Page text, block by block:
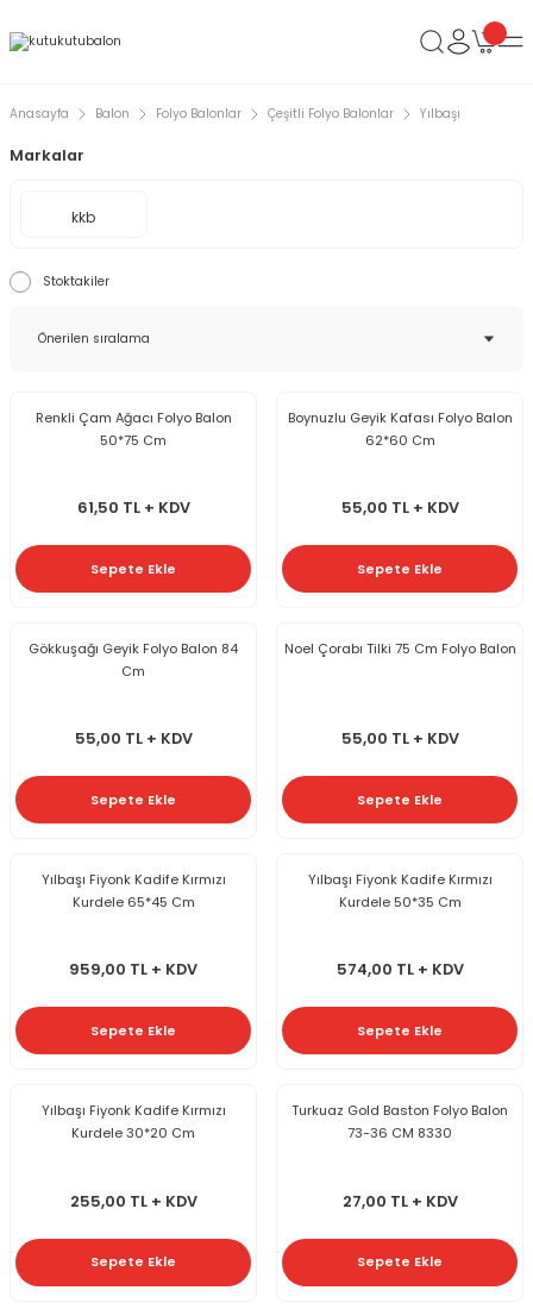
Anasayfa Balon Folyo Balonlar Çeşitli Folyo Balonlar Yılbaşı
Markalar
kkb
Stoktakiler
Renkli Çam Ağacı Folyo Balon
50*75 Cm
61,50 TL + KDV
Sepete Ekle
Boynuzlu Geyik Kafası Folyo Balon
62*60 Cm
55,00 TL + KDV
Sepete Ekle
Gökkuşağı Geyik Folyo Balon 84
Cm
55,00 TL + KDV
Sepete Ekle
Noel Çorabı Tilki 75 Cm Folyo Balon
55,00 TL + KDV
Sepete Ekle
Yılbaşı Fiyonk Kadife Kırmızı
Kurdele 65*45 Cm
959,00 TL + KDV
Sepete Ekle
Yılbaşı Fiyonk Kadife Kırmızı
Kurdele 50*35 Cm
574,00 TL + KDV
Sepete Ekle
Yılbaşı Fiyonk Kadife Kırmızı
Kurdele 30*20 Cm
255,00 TL + KDV
Sepete Ekle
Turkuaz Gold Baston Folyo Balon
73-36 CM 8330
27,00 TL + KDV
Sepete Ekle